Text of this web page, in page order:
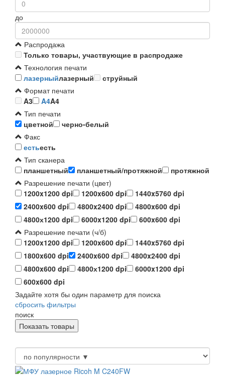
до
Распродажа
Только товары, участвующие в распродаже
Технология печати
лазерныйлазерный
струйный
Формат печати
A3
A4A4
Тип печати
цветной
черно-белый
Факс
естьесть
Тип сканера
планшетный
планшетный/протяжной
протяжной
Разрешение печати (цвет)
1200x1200 dpi
1200x600 dpi
1440x5760 dpi
2400x600 dpi
4800x2400 dpi
4800x600 dpi
4800х1200 dpi
6000x1200 dpi
600x600 dpi
Разрешение печати (ч/б)
1200x1200 dpi
1200x600 dpi
1440x5760 dpi
1800x600 dpi
2400x600 dpi
4800x2400 dpi
4800x600 dpi
4800х1200 dpi
6000x1200 dpi
600x600 dpi
Задайте хотя бы один параметр для поиска
сбросить фильтры
поиск